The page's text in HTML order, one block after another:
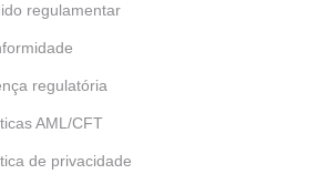
regulamentar
regulatória
AML/CFT
de privacidade